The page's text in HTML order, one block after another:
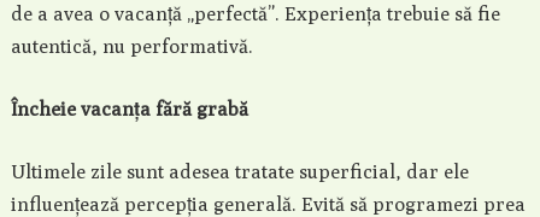
de a avea o vacanță „perfectă”. Experiența trebuie să fie
autentică, nu performativă.
Încheie vacanța fără grabă
Ultimele zile sunt adesea tratate superficial, dar ele
influențează percepția generală. Evită să programezi prea